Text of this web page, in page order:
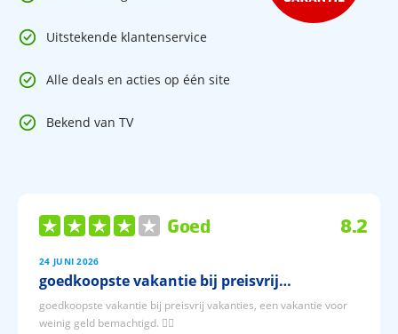
Uitstekende klantenservice
Alle deals en acties op één site
Bekend van TV
Goed 8.2
24 JUNI 2026
goedkoopste vakantie bij preisvrij…
goedkoopste vakantie bij preisvrij vakanties, een vakantie voor
weinig geld bemachtigd. 👍🏼